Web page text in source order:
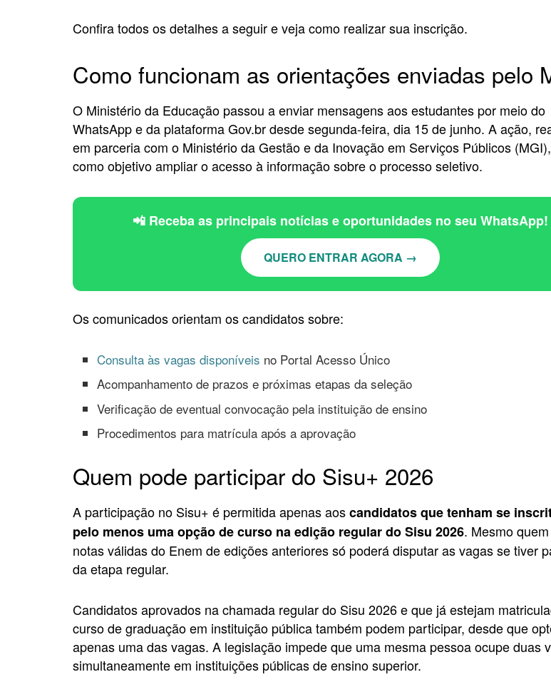
Confira todos os detalhes a seguir e veja como realizar sua inscrição.
Como funcionam as orientações enviadas pelo
O Ministério da Educação passou a enviar mensagens aos estudantes por meio do
WhatsApp e da plataforma Gov.br desde segunda-feira, dia 15 de junho. A ação,
em parceria com o Ministério da Gestão e da Inovação em Serviços Públicos
como objetivo ampliar o acesso à informação sobre o processo seletivo.
📲 Receba as principais notícias e oportunidades no seu WhatsApp!
QUERO ENTRAR AGORA →
Os comunicados orientam os candidatos sobre:
Consulta às vagas disponíveis no Portal Acesso Único
Acompanhamento de prazos e próximas etapas da seleção
Verificação de eventual convocação pela instituição de ensino
Procedimentos para matrícula após a aprovação
Quem pode participar do Sisu+ 2026
A participação no Sisu+ é permitida apenas aoscandidatos que tenham se
pelo menos uma opção de curso na edição regular do Sisu 2026. Mesmo
notas válidas do Enem de edições anteriores só poderá disputar as vagas se tiver
da etapa regular.
Candidatos aprovados na chamada regular do Sisu 2026 e que já estejam
curso de graduação em instituição pública também podem participar, desde que
apenas uma das vagas. A legislação impede que uma mesma pessoa ocupe duas
simultaneamente em instituições públicas de ensino superior.